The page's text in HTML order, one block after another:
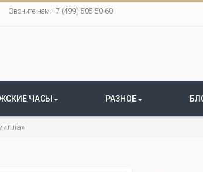
Звоните нам +7 (499) 505-50-60
ЧАСЫ РАЗНОЕ